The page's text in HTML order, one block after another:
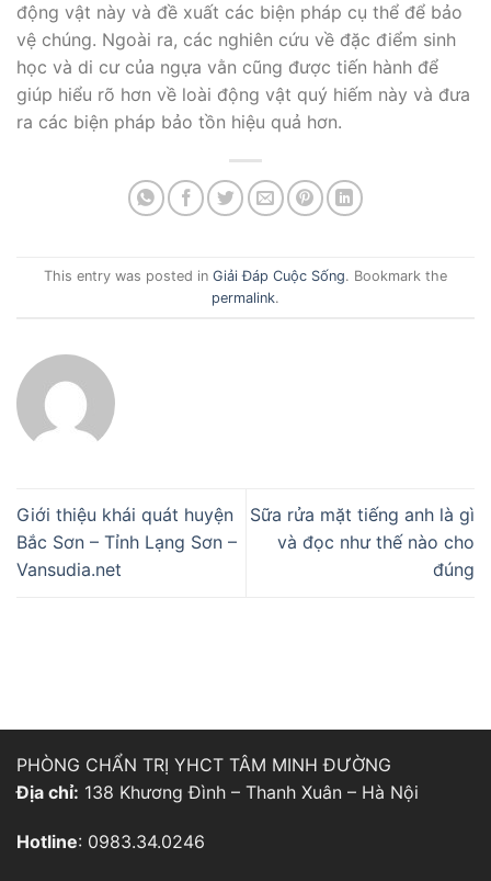
động vật này và đề xuất các biện pháp cụ thể để bảo
vệ chúng. Ngoài ra, các nghiên cứu về đặc điểm sinh
học và di cư của ngựa vằn cũng được tiến hành để
giúp hiểu rõ hơn về loài động vật quý hiếm này và đưa
ra các biện pháp bảo tồn hiệu quả hơn.
This entry was posted in Giải Đáp Cuộc Sống. Bookmark the
permalink.
Giới thiệu khái quát huyện
Bắc Sơn – Tỉnh Lạng Sơn –
Vansudia.net
Sữa rửa mặt tiếng anh là gì
và đọc như thế nào cho
đúng
PHÒNG CHẨN TRỊ YHCT TÂM MINH ĐƯỜNG
Địa chỉ: 138 Khương Đình – Thanh Xuân – Hà Nội
Hotline: 0983.34.0246